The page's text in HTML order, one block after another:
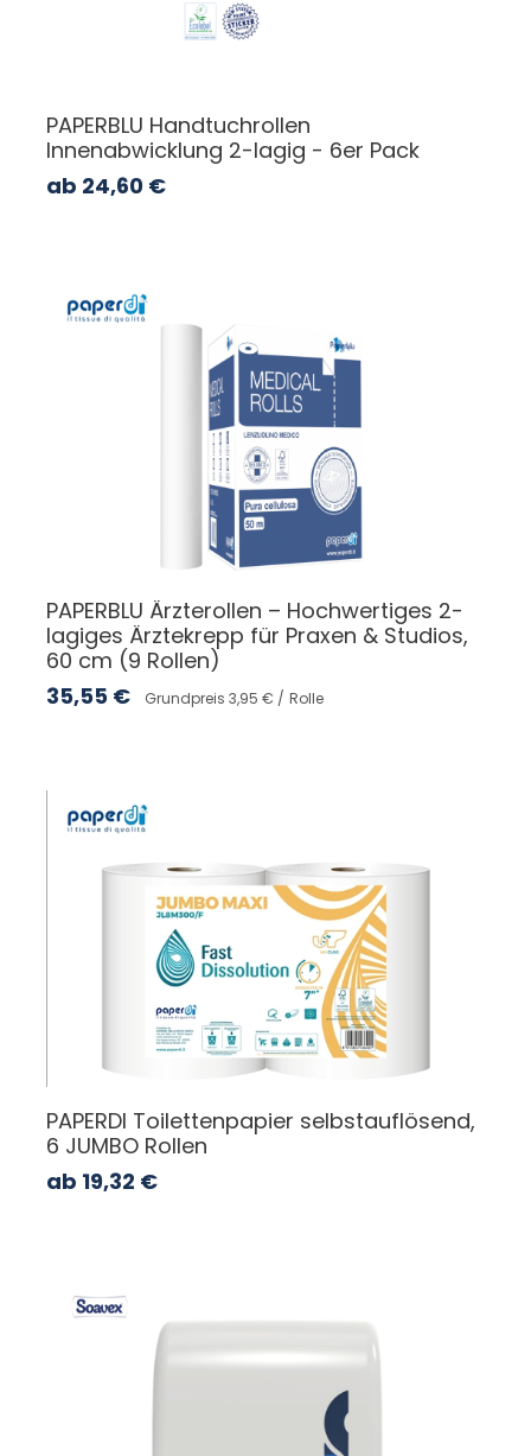
PAPERBLU Handtuchrollen
Innenabwicklung 2-lagig - 6er Pack
ab 24,60 €
PAPERBLU Ärzterollen – Hochwertiges 2-
lagiges Ärztekrepp für Praxen & Studios,
60 cm (9 Rollen)
35,55 € Grundpreis 3,95 € / Rolle
PAPERDI Toilettenpapier selbstauflösend,
6 JUMBO Rollen
ab 19,32 €